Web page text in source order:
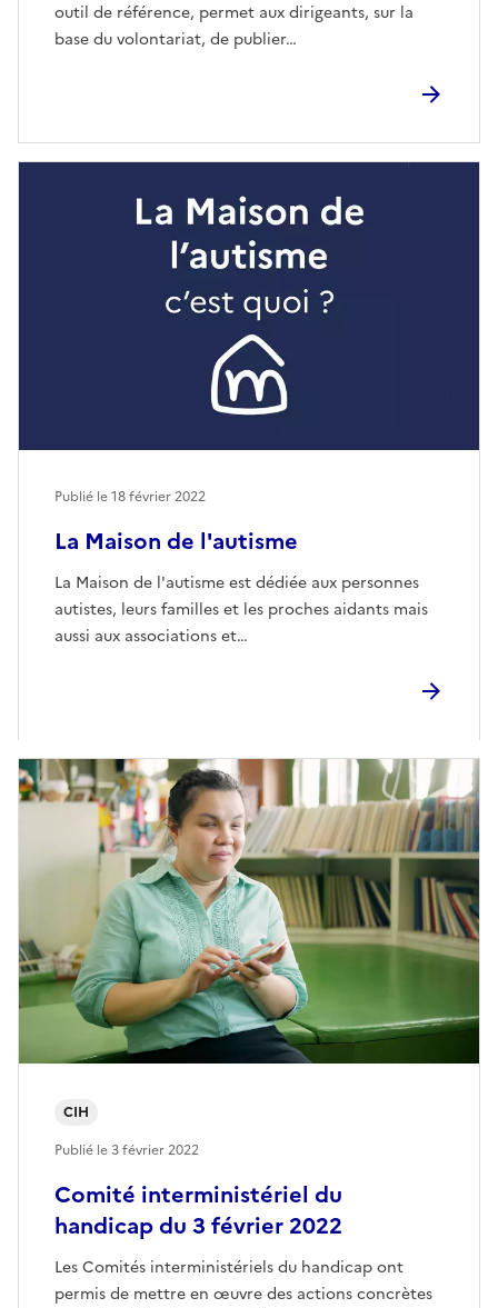
outil de référence, permet aux dirigeants, sur la
base du volontariat, de publier…
La Maison de l'autisme
La Maison de l'autisme est dédiée aux personnes
autistes, leurs familles et les proches aidants mais
aussi aux associations et…
Publié le18 février 2022
Comité interministériel du
handicap du 3 février 2022
Les Comités interministériels du handicap ont
permis de mettre en œuvre des actions concrètes
CIH
Publié le3 février 2022